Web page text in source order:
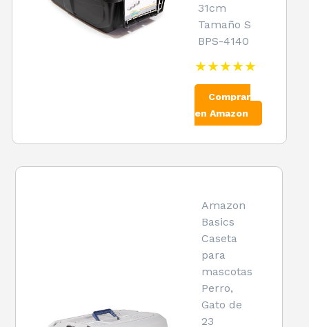
31cm
Tamaño S
BPS-4140
★★★★★
Comprar
en Amazon
Amazon
Basics
Caseta
para
mascotas
Perro,
Gato de
23